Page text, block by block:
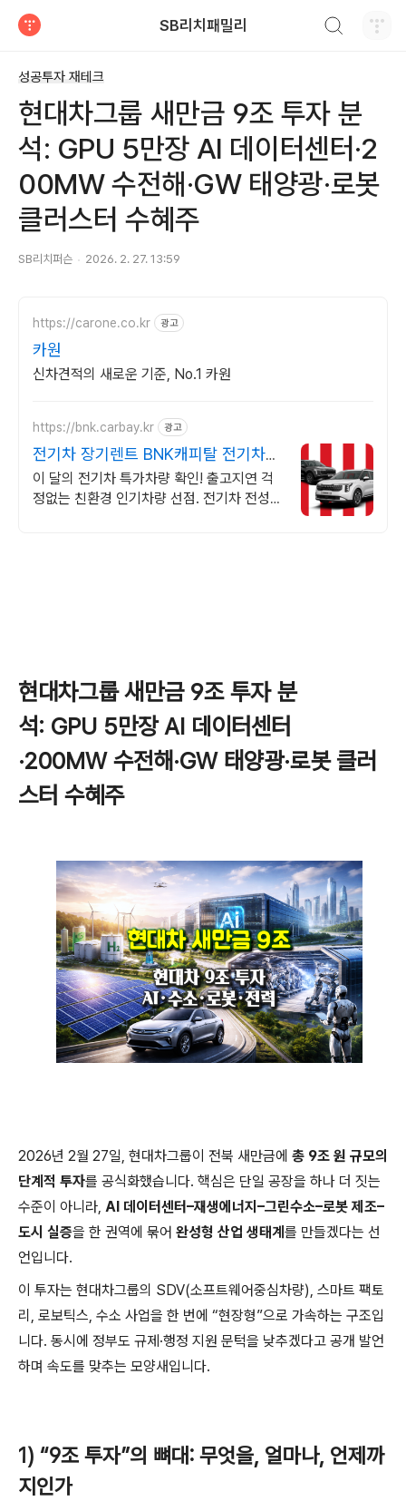
SB리치패밀리
성공투자 재테크
현대차그룹 새만금 9조 투자 분
석: GPU 5만장 AI 데이터센터·2
00MW 수전해·GW 태양광·로봇
클러스터 수혜주
SB리치퍼슨 2026. 2. 27. 13:59
https://carone.co.kr 광고
카원
신차견적의 새로운 기준, No.1 카원
https://bnk.carbay.kr 광고
전기차 장기렌트 BNK캐피탈 전기차
인기모델 타임특가
이 달의 전기차 특가차량 확인! 출고지연 걱
정없는 친환경 인기차량 선점. 전기차 전성시
현대차그룹 새만금 9조 투자 분
석: GPU 5만장 AI 데이터센터
·200MW 수전해·GW 태양광·로봇 클러
스터 수혜주
2026년 2월 27일, 현대차그룹이 전북 새만금에 총 9조 원 규모의
단계적 투자를 공식화했습니다. 핵심은 단일 공장을 하나 더 짓는
수준이 아니라, AI 데이터센터–재생에너지–그린수소–로봇 제조–
도시 실증을 한 권역에 묶어 완성형 산업 생태계 를 만들겠다는 선
언입니다.
이 투자는 현대차그룹의 SDV(소프트웨어중심차량), 스마트 팩토
리, 로보틱스, 수소 사업을 한 번에 “현장형”으로 가속하는 구조입
니다. 동시에 정부도 규제·행정 지원 문턱을 낮추겠다고 공개 발언
하며 속도를 맞추는 모양새입니다.
1) “9조 투자”의 뼈대: 무엇을, 얼마나, 언제까
지인가